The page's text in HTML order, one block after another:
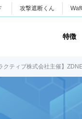
攻撃遮断くん
特徴
クティブ株式会社主催】